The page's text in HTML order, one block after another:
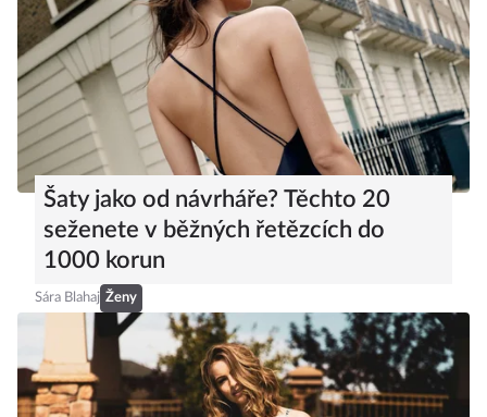
Šaty jako od návrháře? Těchto 20
seženete v běžných řetězcích do
1000 korun
Sára Blahaj Ženy